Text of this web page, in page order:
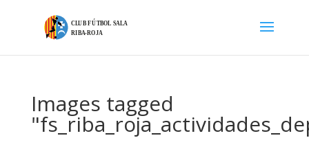
Images tagged